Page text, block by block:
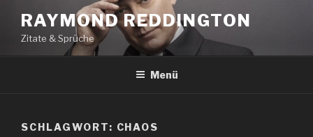
Inhalt
springen
RAYMOND REDDINGTON
Zitate & Sprüche
Menü
SCHLAGWORT: CHAOS